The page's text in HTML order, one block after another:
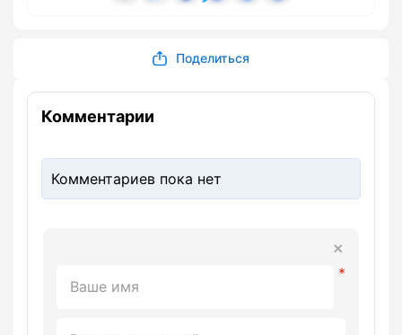
Поделиться
Комментарии
Комментариев пока нет